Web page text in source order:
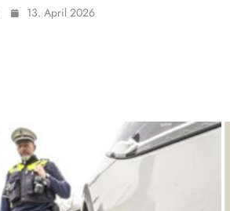
13. April 2026